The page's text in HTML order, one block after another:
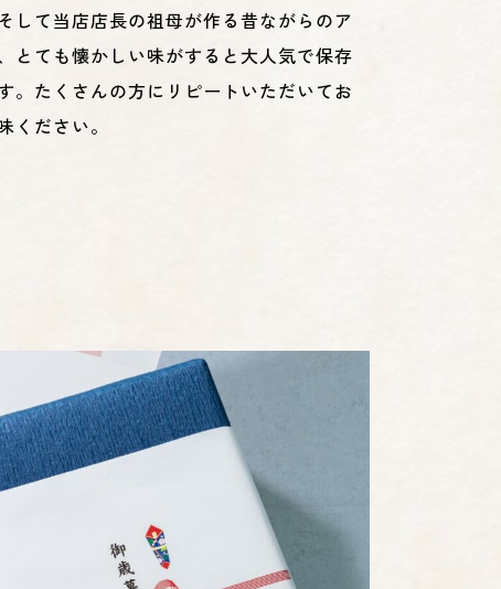
して当店店長の祖母が作る昔ながらのア
とても懐かしい味がすると大人気で保存
。たくさんの方にリピートいただいてお
ください。